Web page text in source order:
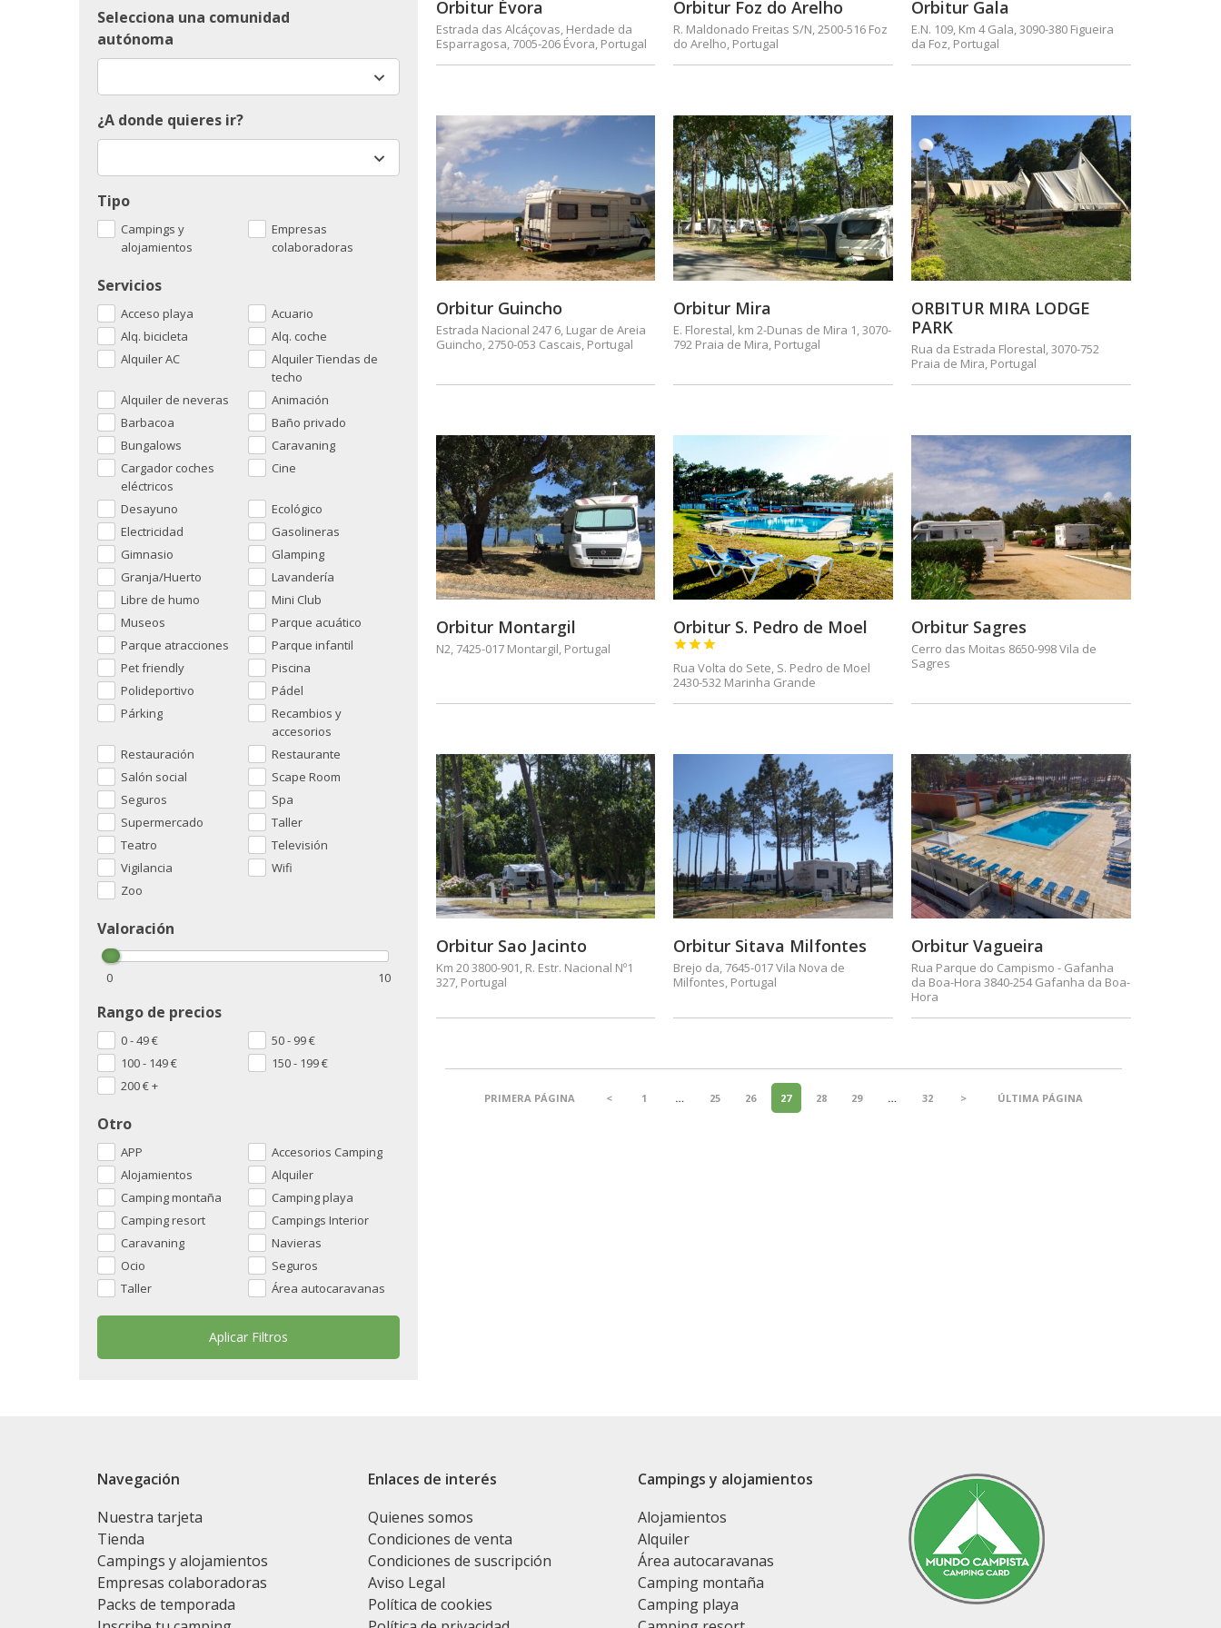
Tipo
Campings y
alojamientos
Empresas
colaboradoras
Otro
APP
Accesorios Camping
Alojamientos
Alquiler
Camping montaña
Camping playa
Camping resort
Campings Interior
Caravaning
Navieras
Ocio
Seguros
Taller
Área autocaravanas
Selecciona una comunidad
autónoma
¿A donde quieres ir?
Servicios
Acceso playa
Acuario
Alq. bicicleta
Alq. coche
Alquiler AC
Alquiler Tiendas de
techo
Alquiler de neveras
Animación
Barbacoa
Baño privado
Bungalows
Caravaning
Cargador coches
eléctricos
Cine
Desayuno
Ecológico
Electricidad
Gasolineras
Gimnasio
Glamping
Granja/Huerto
Lavandería
Libre de humo
Mini Club
Museos
Parque acuático
Parque atracciones
Parque infantil
Pet friendly
Piscina
Polideportivo
Pádel
Párking
Recambios y
accesorios
Restauración
Restaurante
Salón social
Scape Room
Seguros
Spa
Supermercado
Taller
Teatro
Televisión
Vigilancia
Wifi
Zoo
Valoración
0 10
Rango de precios
0 - 49€ 50 - 99€
100 - 149€ 150 - 199€
200€+
Orbitur Évora
Estrada das Alcáçovas, Herdade da
Esparragosa, 7005-206 Évora, Portugal
Orbitur Foz do Arelho
R. Maldonado Freitas S/N, 2500-516 Foz
do Arelho, Portugal
Orbitur Gala
E.N. 109, Km 4 Gala, 3090-380 Figueira
da Foz, Portugal
Orbitur Guincho
Estrada Nacional 247 6, Lugar de Areia
Guincho, 2750-053 Cascais, Portugal
Orbitur Mira
E. Florestal, km 2-Dunas de Mira 1, 3070-
792 Praia de Mira, Portugal
ORBITUR MIRA LODGE
PARK
Rua da Estrada Florestal, 3070-752
Praia de Mira, Portugal
Orbitur Montargil
N2, 7425-017 Montargil, Portugal
Orbitur S. Pedro de Moel



Rua Volta do Sete, S. Pedro de Moel
2430-532 Marinha Grande
Orbitur Sagres
Cerro das Moitas 8650-998 Vila de
Sagres
Orbitur Sao Jacinto
Km 20 3800-901, R. Estr. Nacional Nº1
327, Portugal
Orbitur Sitava Milfontes
Brejo da, 7645-017 Vila Nova de
Milfontes, Portugal
Orbitur Vagueira
Rua Parque do Campismo - Gafanha
da Boa-Hora 3840-254 Gafanha da Boa-
Hora
PRIMERA PÁGINA < 1 … 25 26 27 28 29 … 32 > ÚLTIMA PÁGINA
Navegación
Nuestra tarjeta
Tienda
Campings y alojamientos
Empresas colaboradoras
Packs de temporada
Enlaces de interés
Quienes somos
Condiciones de venta
Condiciones de suscripción
Aviso Legal
Política de cookies
Campings y alojamientos
Alojamientos
Alquiler
Área autocaravanas
Camping montaña
Camping playa